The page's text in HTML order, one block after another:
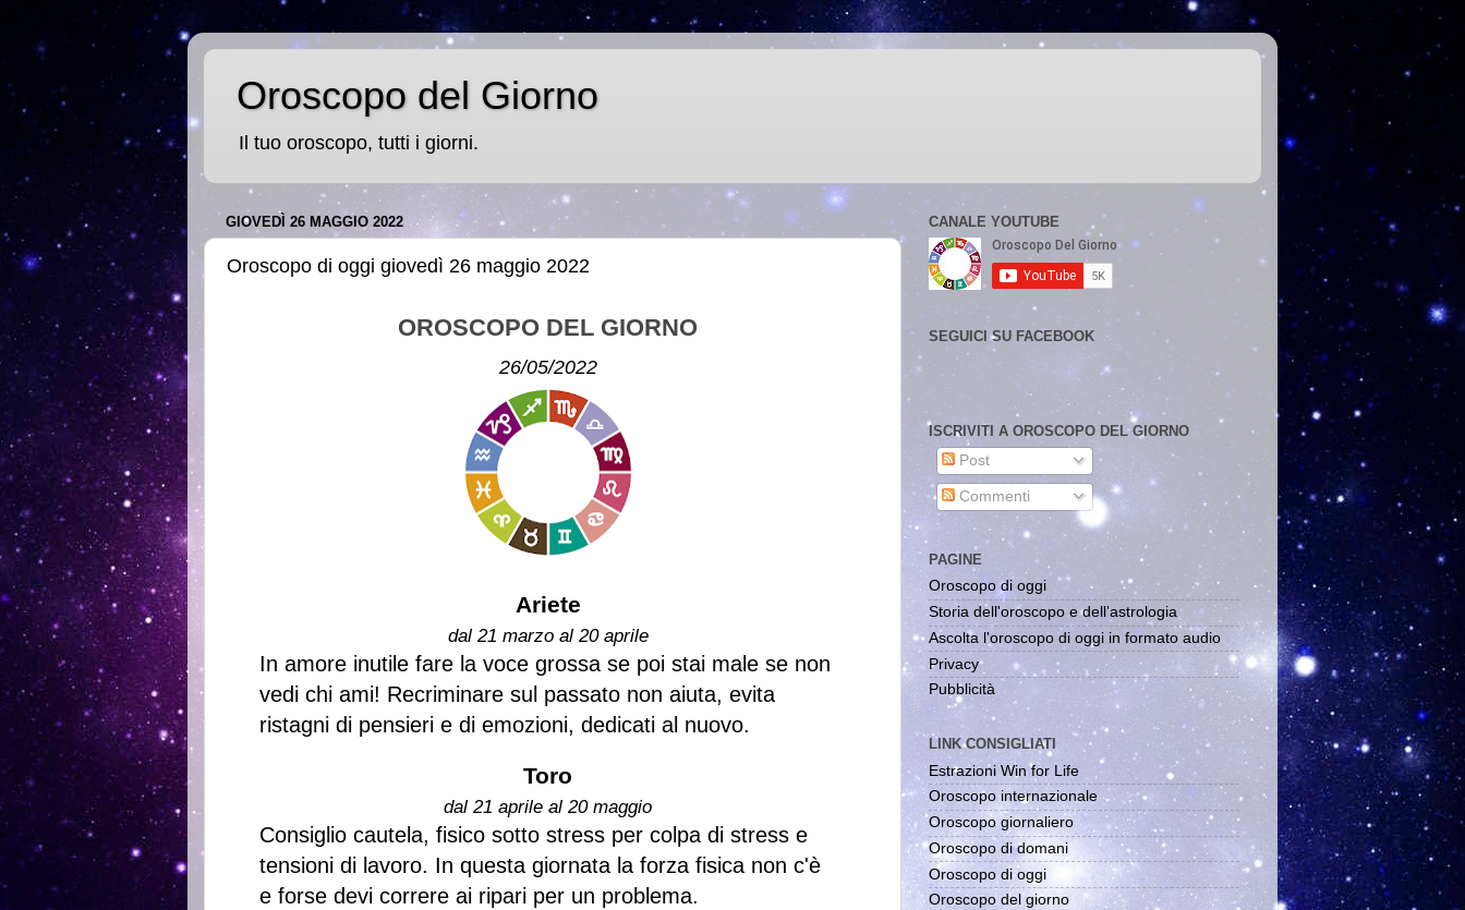
Oroscopo del Giorno
Il tuo oroscopo, tutti i giorni.
GIOVEDÌ 26 MAGGIO 2022
Oroscopo di oggi giovedì 26 maggio 2022
OROSCOPO DEL GIORNO
26/05/2022
Ariete
dal 21 marzo al 20 aprile
In amore inutile fare la voce grossa se poi stai male se non
vedi chi ami! Recriminare sul passato non aiuta, evita
ristagni di pensieri e di emozioni, dedicati al nuovo.
Toro
dal 21 aprile al 20 maggio
Consiglio cautela, fisico sotto stress per colpa di stress e
tensioni di lavoro. In questa giornata la forza fisica non c'è
e forse devi correre ai ripari per un problema.
CANALE YOUTUBE
SEGUICI SU FACEBOOK
ISCRIVITI A OROSCOPO DEL GIORNO
Post
Commenti
PAGINE
Oroscopo di oggi
Storia dell'oroscopo e dell'astrologia
Ascolta l'oroscopo di oggi in formato audio
Privacy
Pubblicità
LINK CONSIGLIATI
Estrazioni Win for Life
Oroscopo internazionale
Oroscopo giornaliero
Oroscopo di domani
Oroscopo di oggi
Oroscopo del giorno